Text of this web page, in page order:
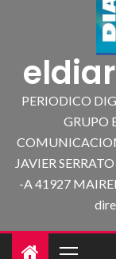
PERIODICO
GRUPO
JAVIER
-A 41927